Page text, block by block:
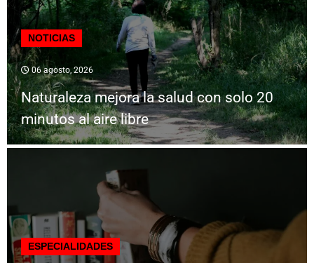
NOTICIAS
06 agosto, 2026
Naturaleza mejora la salud con solo 20
minutos al aire libre
ESPECIALIDADES